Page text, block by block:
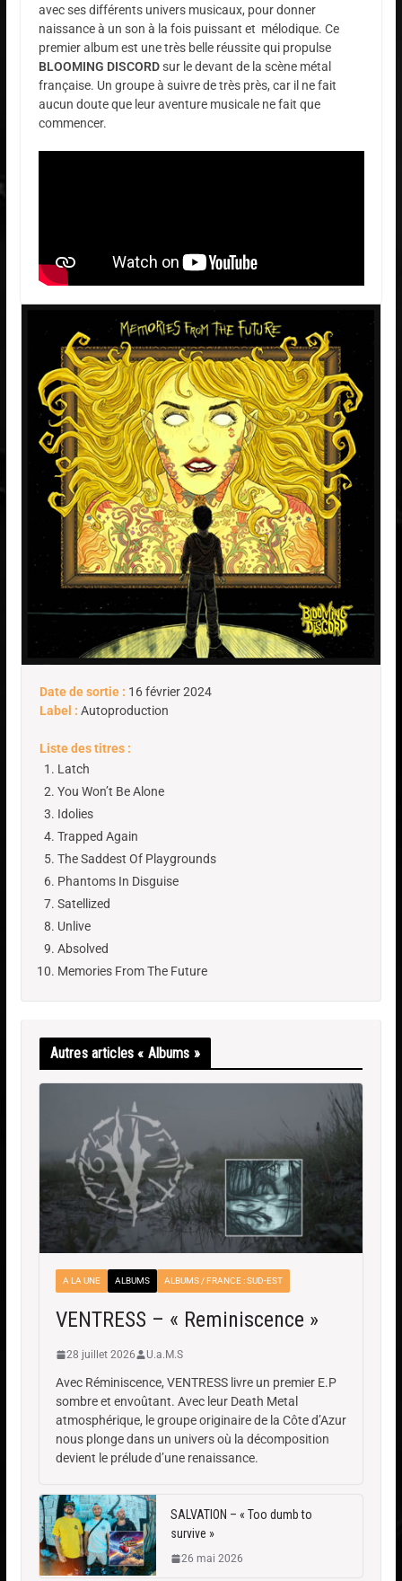
avec ses différents univers musicaux, pour donner
naissance à un son à la fois puissant et mélodique. Ce
premier album est une très belle réussite qui propulse
BLOOMING DISCORDsur le devant de la scène métal
française. Un groupe à suivre de très près, car il ne fait
aucun doute que leur aventure musicale ne fait que
commencer.
Date de sortie : 16 février 2024
Label : Autoproduction
Liste des titres :
Latch
You Won’t Be Alone
Idolies
Trapped Again
The Saddest Of Playgrounds
Phantoms In Disguise
Satellized
Unlive
Absolved
Memories From The Future
Autres articles « Albums »
A LA UNE ALBUMS ALBUMS / FRANCE : SUD-EST
VENTRESS – « Reminiscence »
28 juillet 2026 U.a.M.S
Avec Réminiscence, VENTRESS livre un premier E.P
sombre et envoûtant. Avec leur Death Metal
atmosphérique, le groupe originaire de la Côte d’Azur
nous plonge dans un univers où la décomposition
devient le prélude d’une renaissance.
SALVATION – « Too dumb to
survive »
26 mai 2026